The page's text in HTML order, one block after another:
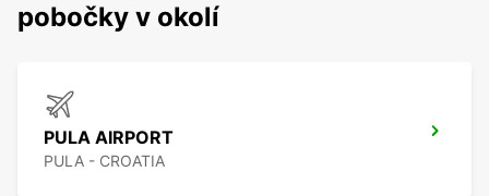
pobočky v okolí
PULA AIRPORT
PULA - CROATIA